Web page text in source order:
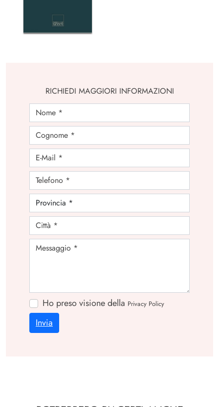
RICHIEDI MAGGIORI INFORMAZIONI
Ho preso visione della Privacy Policy
Invia